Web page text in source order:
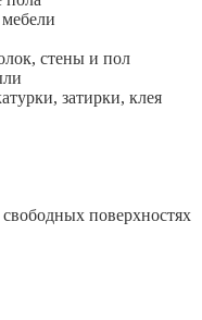
стены и пол
затирки, клея
поверхностях